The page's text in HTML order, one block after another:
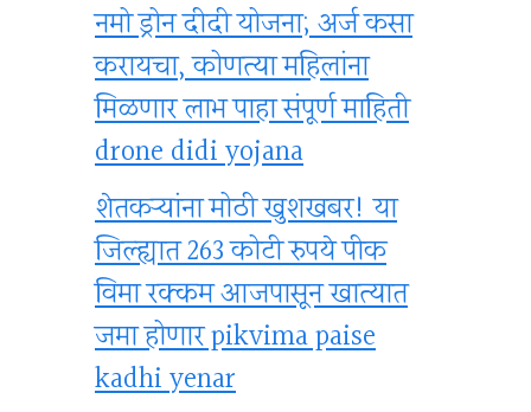
नमो ड्रोन दीदी योजना; अर्ज कसा
करायचा, कोणत्या महिलांना
मिळणार लाभ पाहा संपूर्ण माहिती
drone didi yojana
शेतकऱ्यांना मोठी खुशखबर! या
जिल्ह्यात 263 कोटी रुपये पीक
विमा रक्कम आजपासून खात्यात
जमा होणार pikvima paise
kadhi yenar